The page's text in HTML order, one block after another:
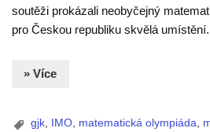
soutěži prokázali neobyčejný
pro Českou republiku skvělá umístění.
» Více
gjk, IMO, matematická olympiáda,